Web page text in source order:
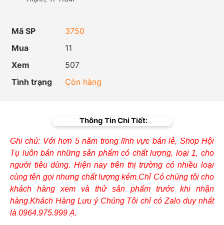
Mã SP
3750
Mua
11
Xem
507
Tình trạng
Còn hàng
Thông Tin Chi Tiết:
Ghi chú: Với hơn 5 năm trong lĩnh vực bán lẻ, Shop Hội
Tụ luôn bán những sản phẩm có chất lượng, loại 1, cho
người tiêu dùng. Hiện nay trên thị trường có nhiều loại
cùng tên gọi nhưng chất lượng kém.Chỉ Có chúng tôi cho
khách hàng xem và thử sản phẩm trước khi nhận
hàng.Khách Hàng Lưu ý Chúng Tôi chỉ có Zalo duy nhất
là 0964.975.999 Ạ.